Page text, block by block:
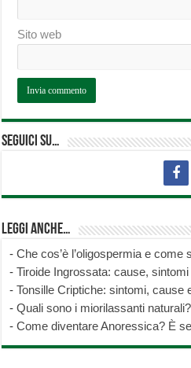
Sito web
Seguici su…
Leggi anche…
-Che cos’è l’oligospermia e come
-Tiroide Ingrossata: cause,
-Tonsille Criptiche: sintomi, cause
-Quali sono i miorilassanti naturali?
-Come diventare Anoressica? È